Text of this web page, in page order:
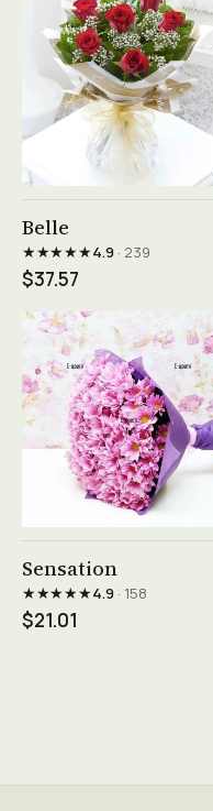
Belle
★★★★★4.9· 239
$37.57
Sensation
★★★★★4.9· 158
$21.01